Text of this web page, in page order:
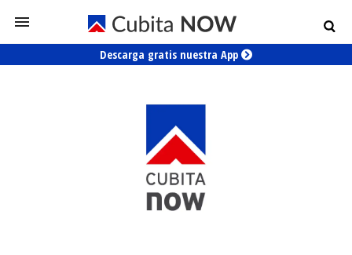
Descarga gratis nuestra App